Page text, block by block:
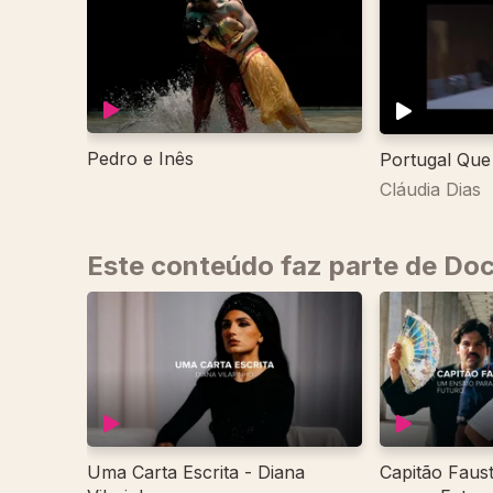
Pedro e Inês
Portugal
Cláudia Dias
Este conteúdo faz parte de
Uma Carta Escrita - Diana
Capitão